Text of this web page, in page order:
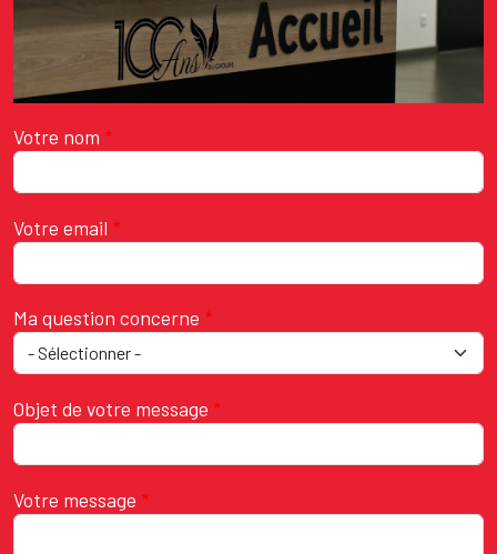
Votre nom
Votre email
Ma question concerne
Objet de votre message
Votre message